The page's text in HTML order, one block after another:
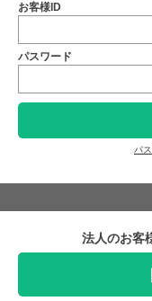
お客様ID
パスワード
パ
法人のお客